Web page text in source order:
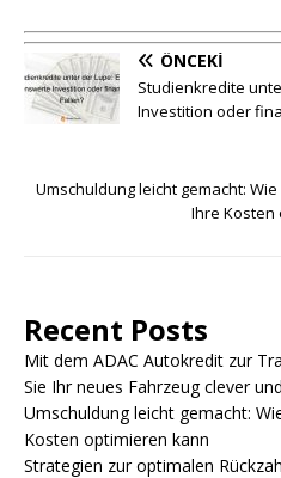
ÖNCEKI
Studienkredite
Investition oder
Umschuldung leicht gemacht:
Ihre Kosten
Recent Posts
Mit dem ADAC Autokredit zur
Sie Ihr neues Fahrzeug clever
Umschuldung leicht gemacht:
Kosten optimieren kann
Strategien zur optimalen